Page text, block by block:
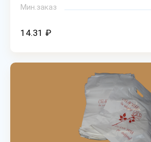
Мин.заказ
14.31 ₽